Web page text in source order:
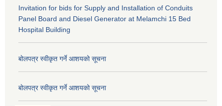
Invitation for bids for Supply and Installation of Conduits
Panel Board and Diesel Generator at Melamchi 15 Bed
Hospital Building
बोलपत्र स्वीकृत गर्ने आशयको सूचना
बोलपत्र स्वीकृत गर्ने आशयको सूचना